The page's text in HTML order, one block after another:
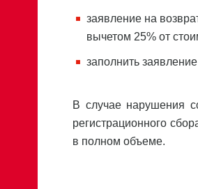
заявление на
вычетом 25% от
заполнить
В случае нарушения
регистрационного
в полном объеме.